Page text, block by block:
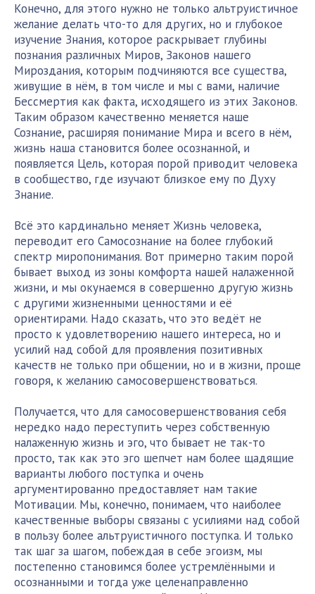
Конечно, для этого нужно не только альтруистичное
желание делать что-то для других, но и глубокое
изучение Знания, которое раскрывает глубины
познания различных Миров, Законов нашего
Мироздания, которым подчиняются все существа,
живущие в нём, в том числе и мы с вами, наличие
Бессмертия как факта, исходящего из этих Законов.
Таким образом качественно меняется наше
Сознание, расширяя понимание Мира и всего в нём,
жизнь наша становится более осознанной, и
появляется Цель, которая порой приводит человека
в сообщество, где изучают близкое ему по Духу
Знание.
Всё это кардинально меняет Жизнь человека,
переводит его Самосознание на более глубокий
спектр миропонимания. Вот примерно таким порой
бывает выход из зоны комфорта нашей налаженной
жизни, и мы окунаемся в совершенно другую жизнь
с другими жизненными ценностями и её
ориентирами. Надо сказать, что это ведёт не
просто к удовлетворению нашего интереса, но и
усилий над собой для проявления позитивных
качеств не только при общении, но и в жизни, проще
говоря, к желанию самосовершенствоваться.
Получается, что для самосовершенствования себя
нередко надо переступить через собственную
налаженную жизнь и эго, что бывает не так-то
просто, так как это эго шепчет нам более щадящие
варианты любого поступка и очень
аргументированно предоставляет нам такие
Мотивации. Мы, конечно, понимаем, что наиболее
качественные выборы связаны с усилиями над собой
в пользу более альтруистичного поступка. И только
так шаг за шагом, побеждая в себе эгоизм, мы
постепенно становимся более устремлёнными и
осознанными и тогда уже целенаправленно